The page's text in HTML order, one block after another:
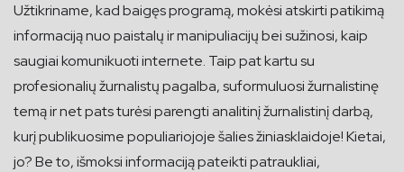
Užtikriname, kad baigęs programą, mokėsi atskirti patikimą
informaciją nuo paistalų ir manipuliacijų bei sužinosi, kaip
saugiai komunikuoti internete. Taip pat kartu su
profesionalių žurnalistų pagalba, suformuluosi žurnalistinę
temą ir net pats turėsi parengti analitinį žurnalistinį darbą,
kurį publikuosime populiariojoje šalies žiniasklaidoje! Kietai,
jo? Be to, išmoksi informaciją pateikti patraukliai,